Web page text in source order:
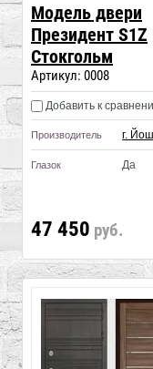
Модель двери
Президент S1Z
Стокгольм
Артикул: 0008
Добавить к
Производитель г.
Глазок Да
47 450 руб.